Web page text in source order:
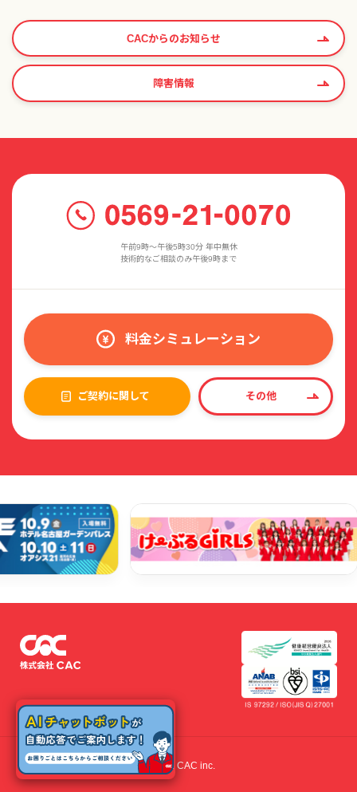
CACからのお知らせ
障害情報
午前9時〜午後5時30分 年中無休
技術的なご相談のみ午後9時まで
料金シミュレーション
ご契約に関して その他
© 2022 CAC inc.